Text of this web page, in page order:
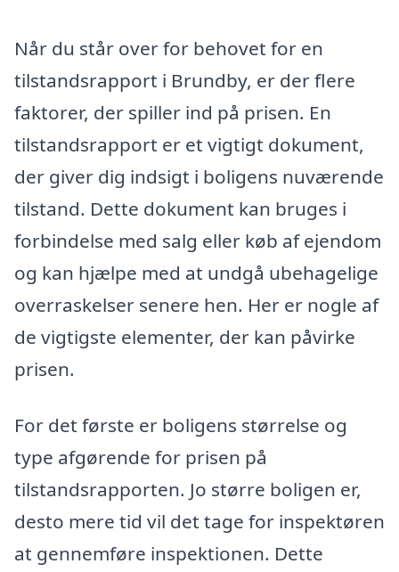
Når du står over for behovet for en
tilstandsrapport i Brundby, er der flere
faktorer, der spiller ind på prisen. En
tilstandsrapport er et vigtigt dokument,
der giver dig indsigt i boligens nuværende
tilstand. Dette dokument kan bruges i
forbindelse med salg eller køb af ejendom
og kan hjælpe med at undgå ubehagelige
overraskelser senere hen. Her er nogle af
de vigtigste elementer, der kan påvirke
prisen.
For det første er boligens størrelse og
type afgørende for prisen på
tilstandsrapporten. Jo større boligen er,
desto mere tid vil det tage for inspektøren
at gennemføre inspektionen. Dette